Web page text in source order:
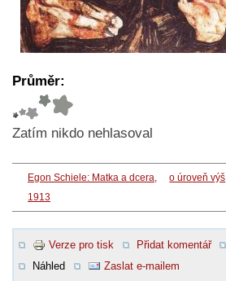
Průměr:
Zatím nikdo nehlasoval
Egon Schiele: Matka a dcera,
1913
o úroveň výš
Verze pro tisk Přidat komentář
Náhled
Zaslat e-mailem